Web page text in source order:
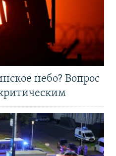
небо? Вопрос